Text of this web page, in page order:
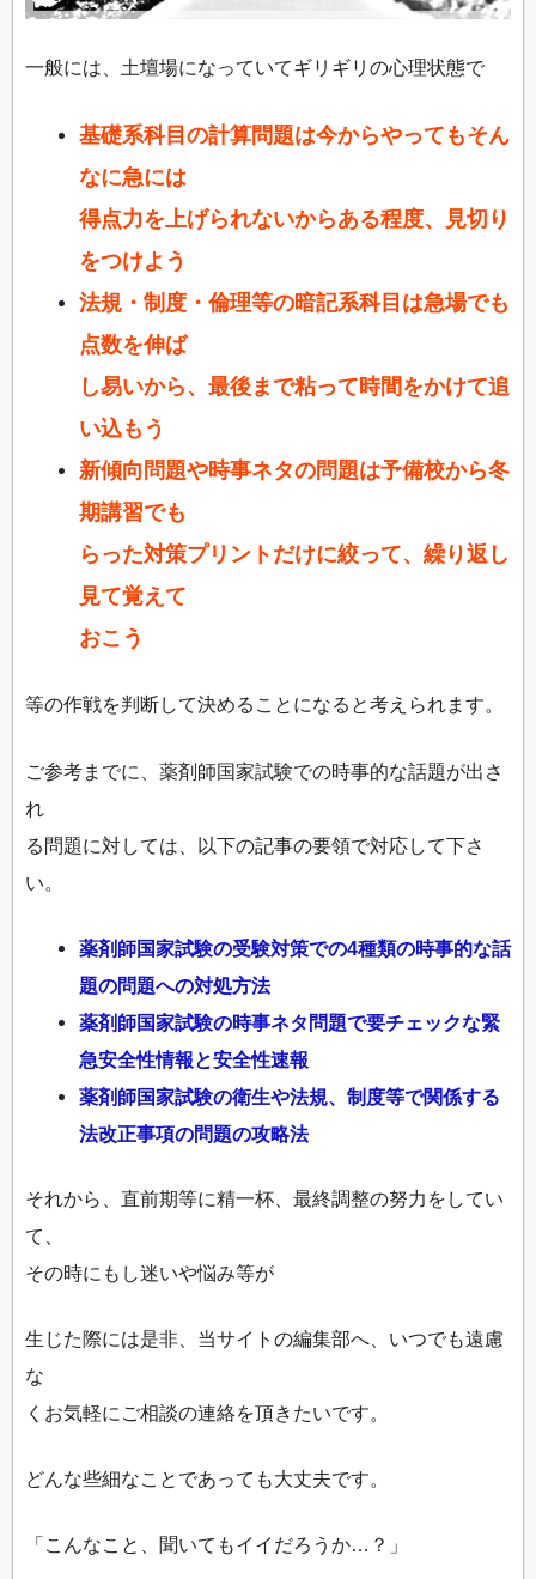
一般には、土壇場になっていてギリギリの心理状態で
基礎系科目の計算問題は今からやってもそん
なに急には
得点力を上げられないからある程度、見切り
をつけよう
法規・制度・倫理等の暗記系科目は急場でも
点数を伸ば
し易いから、最後まで粘って時間をかけて追
い込もう
新傾向問題や時事ネタの問題は予備校から冬
期講習でも
らった対策プリントだけに絞って、繰り返し
見て覚えて
おこう
等の作戦を判断して決めることになると考えられます。
ご参考までに、薬剤師国家試験での時事的な話題が出さ
れ
る問題に対しては、以下の記事の要領で対応して下さ
い。
薬剤師国家試験の受験対策での4種類の時事的な話
題の問題への対処方法
薬剤師国家試験の時事ネタ問題で要チェックな緊
急安全性情報と安全性速報
薬剤師国家試験の衛生や法規、制度等で関係する
法改正事項の問題の攻略法
それから、直前期等に精一杯、最終調整の努力をしてい
て、
その時にもし迷いや悩み等が
生じた際には是非、当サイトの編集部へ、いつでも遠慮
な
くお気軽にご相談の連絡を頂きたいです。
どんな些細なことであっても大丈夫です。
「こんなこと、聞いてもイイだろうか…？」